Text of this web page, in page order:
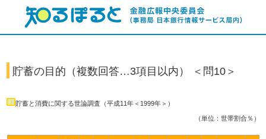
貯蓄の目的（複数回答…3項目以内） ＜問10＞
貯蓄と消費に関する世論調査（平成11年＜1999年＞）
（単位：世帯割合％）